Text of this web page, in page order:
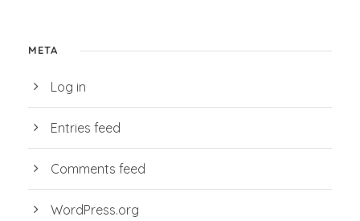
META
Log in
Entries feed
Comments feed
WordPress.org